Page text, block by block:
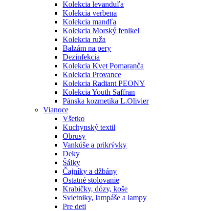
Kolekcia levanduľa
Kolekcia verbena
Kolekcia mandľa
Kolekcia Morský fenikel
Kolekcia ruža
Balzám na pery
Dezinfekcia
Kolekcia Kvet Pomaranča
Kolekcia Provance
Kolekcia Radiant PEONY
Kolekcia Youth Saffran
Pánska kozmetika L.Olivier
Vianoce
Všetko
Kuchynský textil
Obrusy
Vankúše a prikrývky
Deky
Šálky
Čajníky a džbány
Ostatné stolovanie
Krabičky, dózy, koše
Svietniky, lampáše a lampy
Pre deti